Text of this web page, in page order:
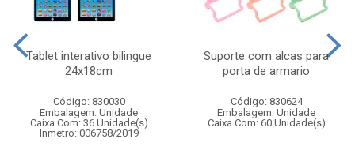
Tablet interativo bilingue
24x18cm
Código: 830030
Embalagem: Unidade
Caixa Com: 36 Unidade(s)
Inmetro: 006758/2019
Suporte com alcas para
porta de armario
Código: 830624
Embalagem: Unidade
Caixa Com: 60 Unidade(s)